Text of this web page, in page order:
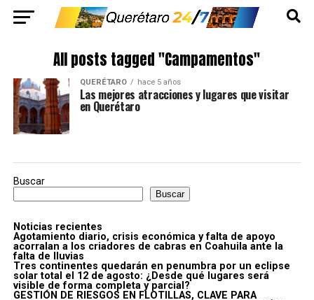
All posts tagged "Campamentos"
QUERÉTARO hace 5 años
Las mejores atracciones y lugares que visitar
en Querétaro
Buscar
Buscar
Noticias recientes
Agotamiento diario, crisis económica y falta de apoyo
acorralan a los criadores de cabras en Coahuila ante la
falta de lluvias
Tres continentes quedarán en penumbra por un eclipse
solar total el 12 de agosto: ¿Desde qué lugares será
visible de forma completa y parcial?
GESTIÓN DE RIESGOS EN FLOTILLAS, CLAVE PARA